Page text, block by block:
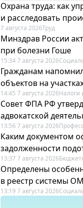
Охрана труда: как
и расследовать
7 августа 2026Труд
Минздрав России
при болезни Гоше
15:34 7 августа 2026
Гражданам
объектов на
14:45 7 августа 2026Налоги
Совет ФПА РФ
адвокатской
13:56 7 августа 2026
Каким документом
задолженности
13:37 7 августа 2026
Определены
в реестр системы
13:19 7 августа 2026